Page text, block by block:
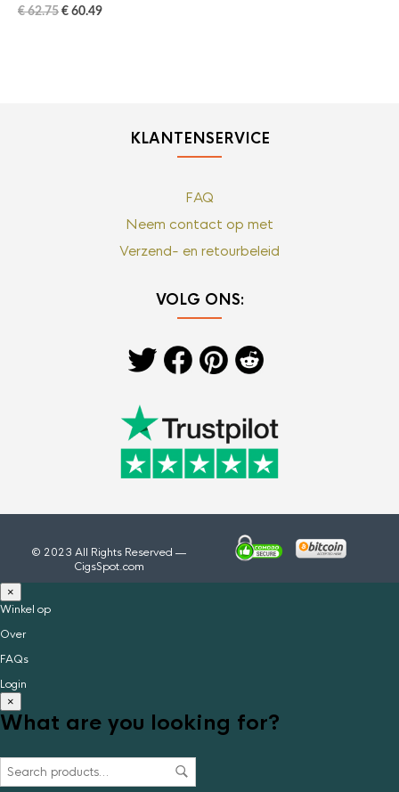
€62.75 € 60.49
KLANTENSERVICE
FAQ
Neem contact op met
Verzend- en retourbeleid
VOLG ONS:
© 2023 All Rights Reserved —
CigsSpot.com
×
Winkel op
Over
FAQs
Login
×
What are you looking for?